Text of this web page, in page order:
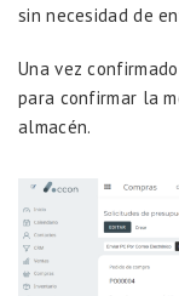
sin necesidad de
Una vez
para confirmar la
almacén.